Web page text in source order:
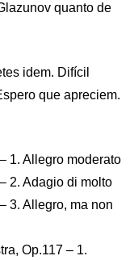
quanto de
idem. Difícil
que apreciem.
1. Allegro moderato
2. Adagio di molto
3. Allegro, ma non
Op.117 – 1.